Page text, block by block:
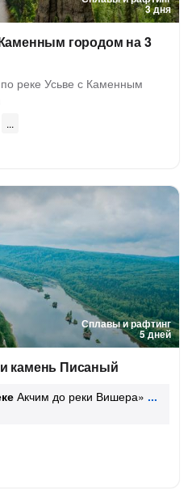
3 дня
городом на 3
реке Усьве с Каменным
Сплавы и рафтинг
5 дней
камень Писаный
Акчим до реки Вишера»